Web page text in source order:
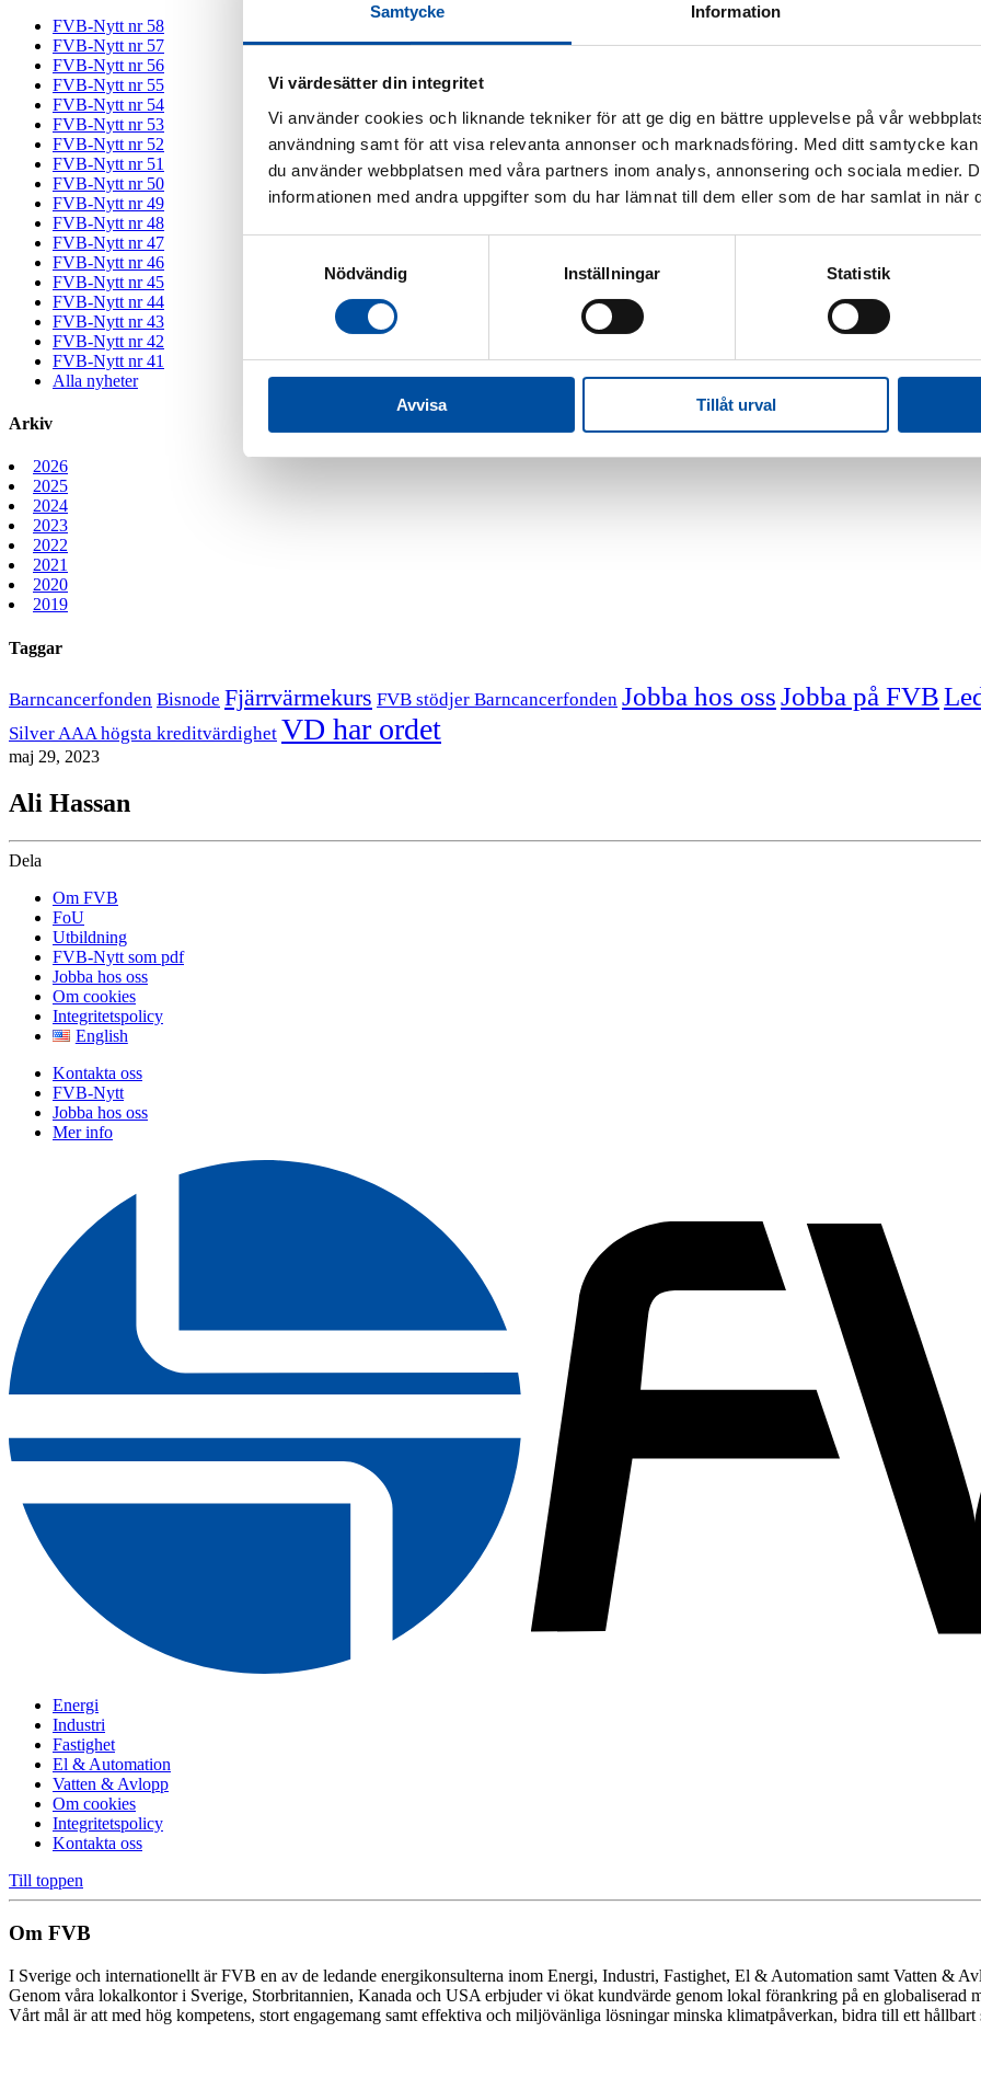
Samtycke Information
Vi värdesätter din integritet
Vi använder cookies och liknande tekniker för att ge dig en bättre upplevelse på vår
användning samt för att visa relevanta annonser och marknadsföring. Med ditt samtycke
du använder webbplatsen med våra partners inom analys, annonsering och sociala medier.
informationen med andra uppgifter som du har lämnat till dem eller som de har samlat in när
Nödvändig
Inställningar Statistik
Avvisa Tillåt urval
FVB-Nytt nr 58
FVB-Nytt nr 57
FVB-Nytt nr 56
FVB-Nytt nr 55
FVB-Nytt nr 54
FVB-Nytt nr 53
FVB-Nytt nr 52
FVB-Nytt nr 51
FVB-Nytt nr 50
FVB-Nytt nr 49
FVB-Nytt nr 48
FVB-Nytt nr 47
FVB-Nytt nr 46
FVB-Nytt nr 45
FVB-Nytt nr 44
FVB-Nytt nr 43
FVB-Nytt nr 42
FVB-Nytt nr 41
Alla nyheter
Arkiv
2026
2025
2024
2023
2022
2021
2020
2019
Taggar
Barncancerfonden Bisnode Fjärrvärmekurs FVB stödjer Barncancerfonden Jobba hos ossJobba på FVB
Silver AAA högsta kreditvärdighet VD har ordet
maj 29, 2023
Ali Hassan
Dela
Om FVB
FoU
Utbildning
FVB-Nytt som pdf
Jobba hos oss
Om cookies
Integritetspolicy
English
Kontakta oss
FVB-Nytt
Jobba hos oss
Mer info
Energi
Industri
Fastighet
El & Automation
Vatten & Avlopp
Om cookies
Integritetspolicy
Kontakta oss
Till toppen
Om FVB
I Sverige och internationellt är FVB en av de ledande energikonsulterna inom Energi, Industri, Fastighet, El & Automation samt Vatten &
Genom våra lokalkontor i Sverige, Storbritannien, Kanada och USA erbjuder vi ökat kundvärde genom lokal förankring på en globaliserad
Vårt mål är att med hög kompetens, stort engagemang samt effektiva och miljövänliga lösningar minska klimatpåverkan, bidra till ett